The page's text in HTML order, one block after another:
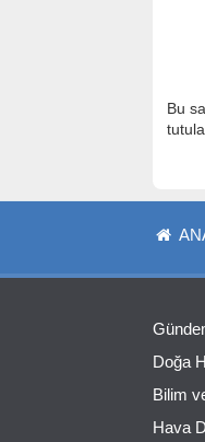
Bu
Doğa
Bilim
Hava